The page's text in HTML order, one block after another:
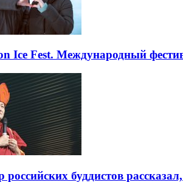
Ice Fest. Международный
российских буддистов